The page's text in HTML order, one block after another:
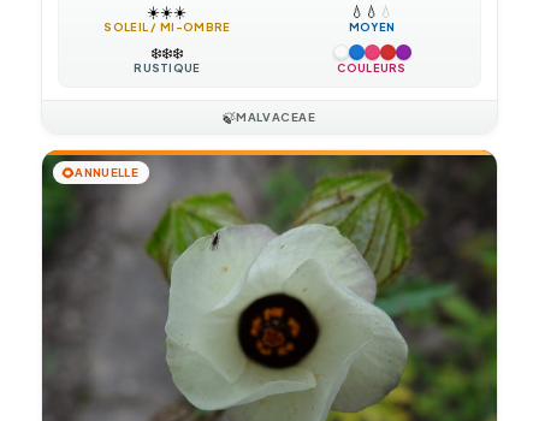
☀️☀️☀️
SOLEIL / MI-OMBRE
💧 💧 💧
MOYEN
❄️❄️❄️
RUSTIQUE COULEURS
🍃MALVACEAE
🌻ANNUELLE